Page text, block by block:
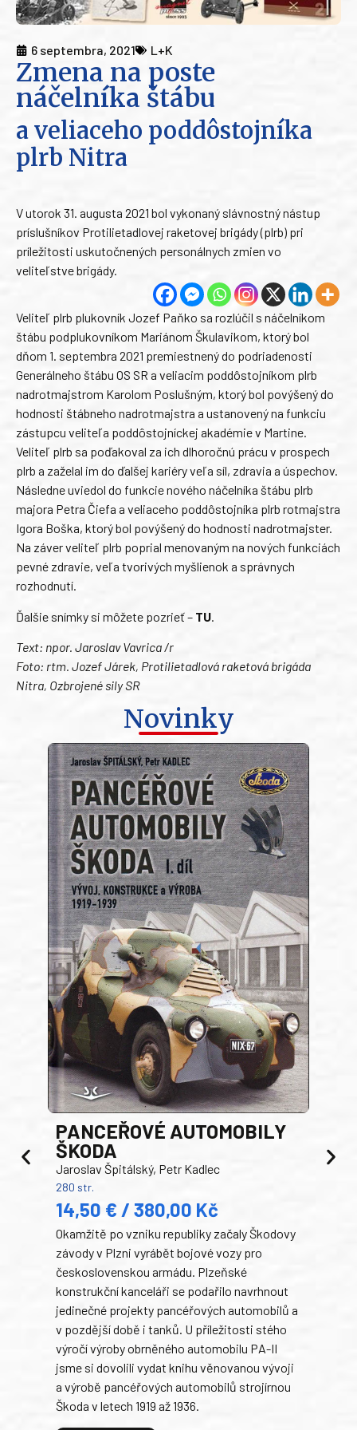
6 septembra, 2021 L+K
Zmena na poste
náčelníka štábu
a veliaceho poddôstojníka
plrb Nitra
V utorok 31. augusta 2021 bol vykonaný slávnostný nástup
príslušníkov Protilietadlovej raketovej brigády (plrb) pri
príležitosti uskutočnených personálnych zmien vo
veliteľstve brigády.
Veliteľ plrb plukovník Jozef Paňko sa rozlúčil s náčelníkom
štábu podplukovníkom Mariánom Škulavikom, ktorý bol
dňom 1. septembra 2021 premiestnený do podriadenosti
Generálneho štábu OS SR a veliacim poddôstojníkom plrb
nadrotmajstrom Karolom Poslušným, ktorý bol povýšený do
hodnosti štábneho nadrotmajstra a ustanovený na funkciu
zástupcu veliteľa poddôstojníckej akadémie v Martine.
Veliteľ plrb sa poďakoval za ich dlhoročnú prácu v prospech
plrb a zaželal im do ďalšej kariéry veľa síl, zdravia a úspechov.
Následne uviedol do funkcie nového náčelníka štábu plrb
majora Petra Čiefa a veliaceho poddôstojníka plrb rotmajstra
Igora Boška, ktorý bol povýšený do hodnosti nadrotmajster.
Na záver veliteľ plrb poprial menovaným na nových funkciách
pevné zdravie, veľa tvorivých myšlienok a správnych
rozhodnutí.
Ďalšie snímky si môžete pozrieť – TU
Text: npor. Jaroslav Vavrica /r
Foto: rtm. Jozef Járek, Protilietadlová raketová brigáda
Nitra, Ozbrojené sily SR
Novinky
PANCEŘOVÉ AUTOMOBILY
ŠKODA
Jaroslav Špitálský, Petr Kadlec
280 str.
14,50 € / 380,00 Kč
Okamžitě po vzniku republiky začaly Škodovy
závody v Plzni vyrábět bojové vozy pro
československou armádu. Plzeňské
konstrukční kanceláři se podařilo navrhnout
jedinečné projekty pancéřových automobilů a
v pozdější době i tanků. U příležitosti stého
výročí výroby obrněného automobilu PA-II
jsme si dovolili vydat knihu věnovanou vývoji
a výrobě pancéřových automobilů strojírnou
Škoda v letech 1919 až 1936.